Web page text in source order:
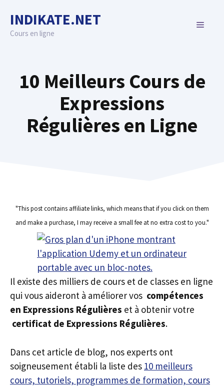
content
INDIKATE.NET
Cours en ligne
MENU
10 Meilleurs Cours de
Expressions
Régulières en Ligne
"This post contains affiliate links, which means that if you click on them
and make a purchase, I may receive a small fee at no extra cost to you."
Il existe des milliers de cours et de classes en ligne
qui vous aideront à améliorer vos compétences
en Expressions Régulières et à obtenir votre
certificat de Expressions Régulières.
Dans cet article de blog, nos experts ont
soigneusement établi la liste des 10 meilleurs
cours, tutoriels, programmes de formation, cours